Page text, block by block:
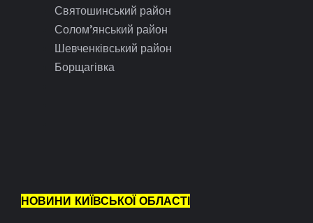
Святошинський район
Солом’янський район
Шевченківський район
Борщагівка
НОВИНИ КИЇВСЬКОЇ ОБЛАСТІ